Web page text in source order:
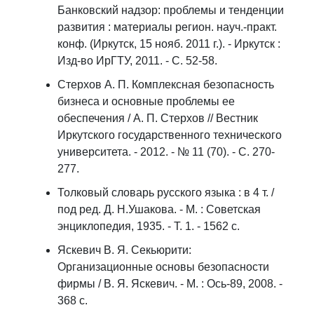
Банковский надзор: проблемы и тенденции
развития : материалы регион. науч.-практ.
конф. (Иркутск, 15 нояб. 2011 г.). - Иркутск :
Изд-во ИрГТУ, 2011. - С. 52-58.
Стерхов А. П. Комплексная безопасность
бизнеса и основные проблемы ее
обеспечения / А. П. Стерхов // Вестник
Иркутского государственного технического
университета. - 2012. - № 11 (70). - С. 270-
277.
Толковый словарь русского языка : в 4 т. /
под ред. Д. Н.Ушакова. - М. : Советская
энциклопедия, 1935. - Т. 1. - 1562 с.
Яскевич В. Я. Секьюрити:
Организационные основы безопасности
фирмы / В. Я. Яскевич. - М. : Ось-89, 2008. -
368 с.